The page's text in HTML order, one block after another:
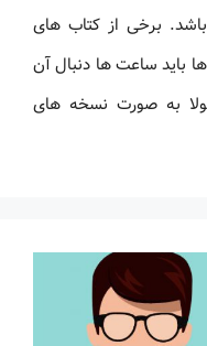
برخی از کتاب های
باید ساعت ها دنبال آن
به صورت نسخه های